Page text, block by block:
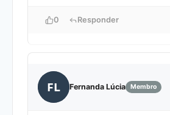
0 Responder
FL Fernanda Lúcia Membro